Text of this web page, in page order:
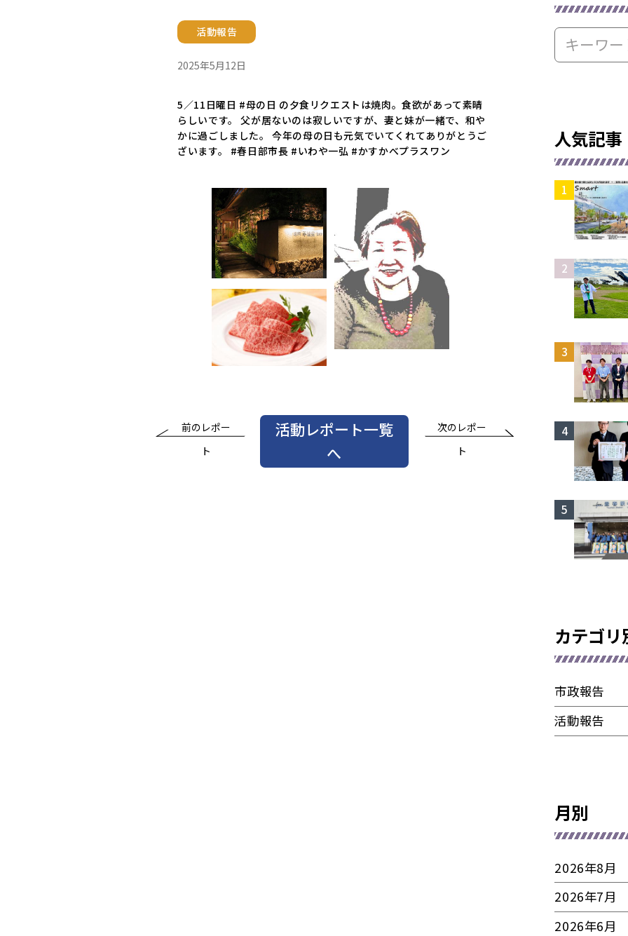
活動報告
2025年5月12日
5／11日曜日 #母の日 の夕食リクエストは焼肉。食欲があって素晴
らしいです。 父が居ないのは寂しいですが、妻と妹が一緒で、和や
かに過ごしました。 今年の母の日も元気でいてくれてありがとうご
ざいます。 #春日部市長 #いわや一弘 #かすかべプラスワン
前のレポー
ト
活動レポート一覧
へ
次のレポー
ト
人気記事
カテゴリ
市政報告
活動報告
月別
2026年8月
2026年7月
2026年6月